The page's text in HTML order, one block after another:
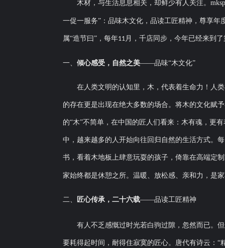
木材，与生活息息相关，却鲜少有人关注。
一促一服务”：品味木文化，品读工匠精神，尊享
属“造节曰”，每年11月，千店同步， 今年已经来到
一、 倾心感受，自然之美——品味“木文化”
在人类文明的认知里，木，代表着生命力！人
的存在更是出现在绝大多数的场合。将木的文化赋
的“木”不简单，在中国的匠人们看来：木有魂，更
中，越来越多的人开始向往回归自然的生活方式。
书 ，看着木地板上肆意玩耍的孩子，倚靠在高端定
家始终都是休憩之所。温暖、放松感、亲和力，是
二、 匠心传承， 二十六载——品读工匠精神
有人不乏感慨过时光若白驹过隙，忽然而已。
要耗得起时间，耐得住寂寞的 匠心。唐代有诗云： “